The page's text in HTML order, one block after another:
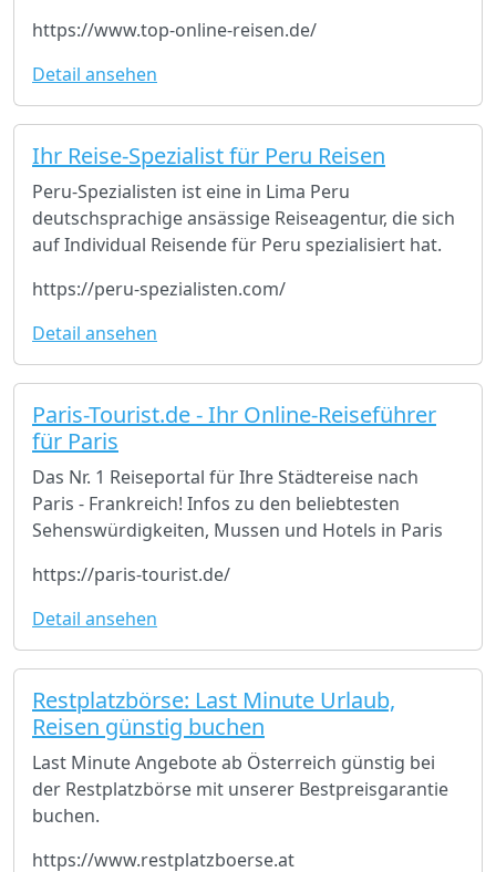
https://www.top-online-reisen.de/
Detail ansehen
Ihr Reise-Spezialist für Peru Reisen
Peru-Spezialisten ist eine in Lima Peru
deutschsprachige ansässige Reiseagentur, die sich
auf Individual Reisende für Peru spezialisiert hat.
https://peru-spezialisten.com/
Detail ansehen
Paris-Tourist.de - Ihr Online-Reiseführer
für Paris
Das Nr. 1 Reiseportal für Ihre Städtereise nach
Paris - Frankreich! Infos zu den beliebtesten
Sehenswürdigkeiten, Mussen und Hotels in Paris
https://paris-tourist.de/
Detail ansehen
Restplatzbörse: Last Minute Urlaub,
Reisen günstig buchen
Last Minute Angebote ab Österreich günstig bei
der Restplatzbörse mit unserer Bestpreisgarantie
buchen.
https://www.restplatzboerse.at